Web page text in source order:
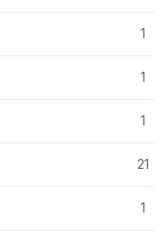
1
1
1
21
1